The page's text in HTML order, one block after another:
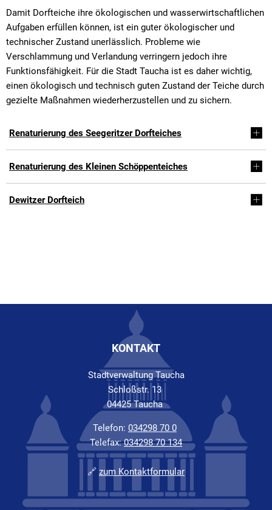
Damit Dorfteiche ihre ökologischen und wasserwirtschaftlichen
Aufgaben erfüllen können, ist ein guter ökologischer und
technischer Zustand unerlässlich. Probleme wie
Verschlammung und Verlandung verringern jedoch ihre
Funktionsfähigkeit. Für die Stadt Taucha ist es daher wichtig,
einen ökologisch und technisch guten Zustand der Teiche durch
gezielte Maßnahmen wiederherzustellen und zu sichern.
Renaturierung des Seegeritzer Dorfteiches
Renaturierung des Kleinen Schöppenteiches
Dewitzer Dorfteich
KONTAKT
Stadtverwaltung Taucha
Schloßstr. 13
04425 Taucha
Telefon: 034298 70 0
Telefax:034298 70 134
🔗 zum Kontaktformular